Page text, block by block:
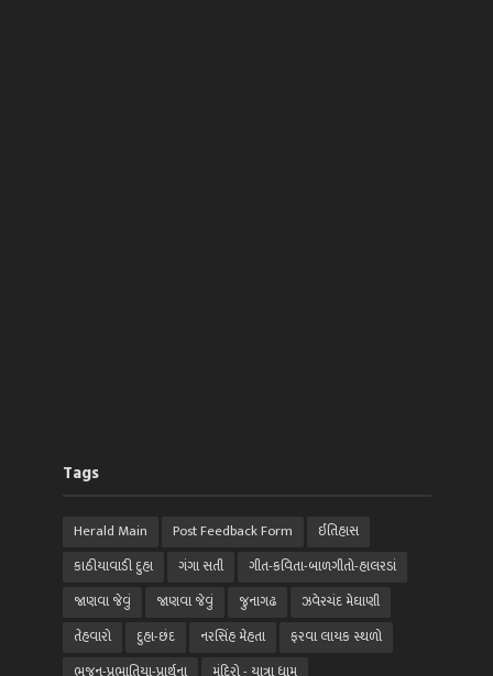
Tags
Herald Main Post Feedback Form
ઈતિહાસ
કાઠીયાવાડી દુહા
ગંગા સતી
ગીત-કવિતા-બાળગીતો-હાલરડાં
જાણવા જેવું
જાણવા જેવું જુનાગઢ
ઝવેરચંદ મેઘાણી
તેહવારો
દુહા-છંદ નરસિંહ મેહતા
ફરવા લાયક સ્થળો